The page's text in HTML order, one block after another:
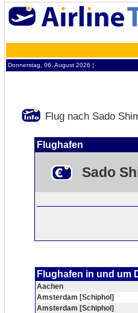
Donnerstag, 06. August 2026 ¦
Flug nach Sado
Flughafen
Sado
Flughafen in und um
Aachen
Amsterdam [Schiphol]
Amsterdam [Schiphol]